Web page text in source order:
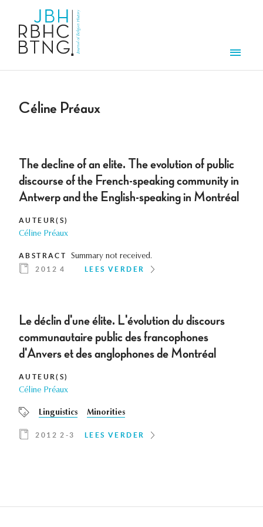
Céline Préaux
The decline of an elite. The evolution of public
discourse of the French-speaking community in
Antwerp and the English-speaking in Montréal
AUTEUR(S)
Céline Préaux
ABSTRACT Summary not received.
2012 4 LEES VERDER
Le déclin d'une élite. L'évolution du discours
communautaire public des francophones
d'Anvers et des anglophones de Montréal
AUTEUR(S)
Céline Préaux
Linguistics Minorities
2012 2-3 LEES VERDER